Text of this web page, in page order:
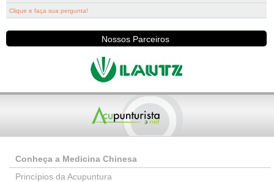
Clique e faça sua pergunta!
Nossos Parceiros
Conheça a Medicina Chinesa
Princípios da Acupuntura